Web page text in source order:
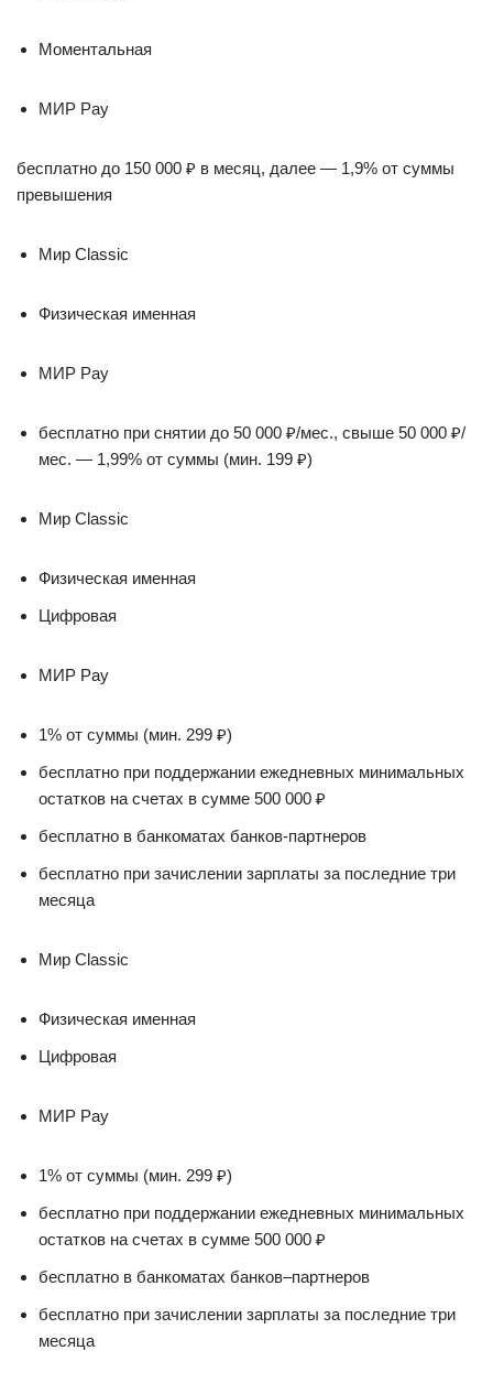
Моментальная
МИР Pay
бесплатно до 150 000 ₽ в месяц, далее — 1,9% от суммы
превышения
Мир Classic
Физическая именная
МИР Pay
бесплатно при снятии до 50 000 ₽/мес., свыше 50 000 ₽/
мес. — 1,99% от суммы (мин. 199 ₽)
Мир Classic
Физическая именная
Цифровая
МИР Pay
1% от суммы (мин. 299 ₽)
бесплатно при поддержании ежедневных минимальных
остатков на счетах в сумме 500 000 ₽
бесплатно в банкоматах банков-партнеров
бесплатно при зачислении зарплаты за последние три
месяца
Мир Classic
Физическая именная
Цифровая
МИР Pay
1% от суммы (мин. 299 ₽)
бесплатно при поддержании ежедневных минимальных
остатков на счетах в сумме 500 000 ₽
бесплатно в банкоматах банков–партнеров
бесплатно при зачислении зарплаты за последние три
месяца